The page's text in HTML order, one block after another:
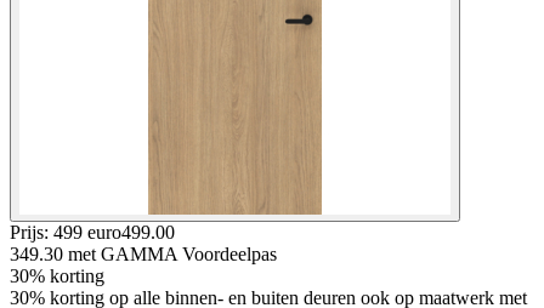
Prijs: 499 euro499.00
349.30 met GAMMA Voordeelpas
30% korting
30% korting op alle binnen- en buiten deuren ook op maatwerk met